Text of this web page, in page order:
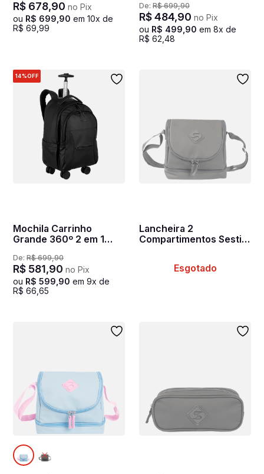
R$ 678,90 no Pix
ou R$ 699 90 em 10x de
R$ 69 99
Preto
De: R$ 699,90
R$484,90 no Pix
ou R$ 499 90 em 8x de
R$ 62 48
14%OFF
Mochila Carrinho
Grande 360º 2 em 1
Hydroblock Work -
Preto
De: R$ 699,90
R$ 581,90 no Pix
ou R$ 599 90 em 9x de
R$ 66 65
Lancheira 2
Compartimentos Sestini
Esgotado